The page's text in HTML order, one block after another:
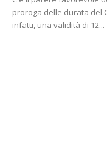
proroga delle durata del
infatti, una validità di 12...